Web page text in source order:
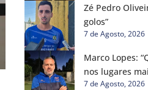
Zé Pedro
golos”
7 de Agosto, 2026
Marco Lopes:
nos lugares
7 de Agosto, 2026